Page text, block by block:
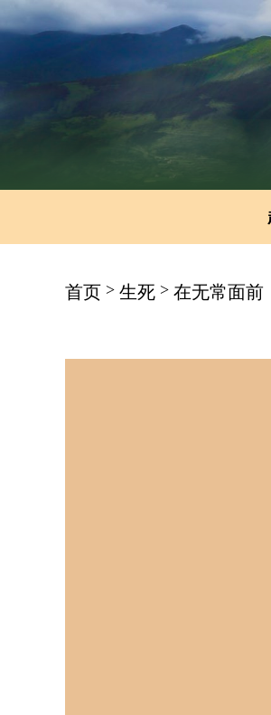
首页 > 生死 > 在无常面前